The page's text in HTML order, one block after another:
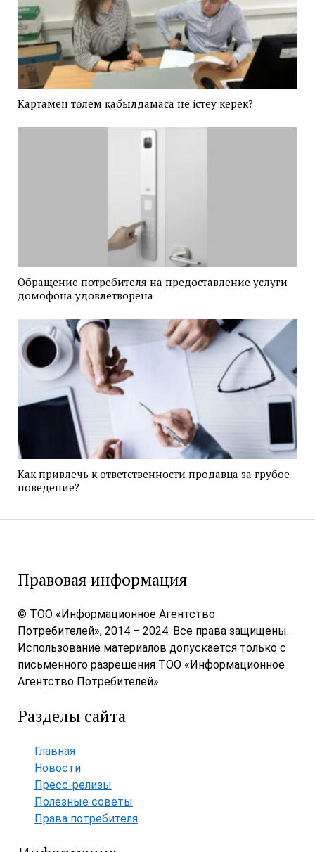
Картамен төлем қабылдамаса не істеу керек?
Обращение потребителя на предоставление услуги
домофона удовлетворена
Как привлечь к ответственности продавца за грубое
поведение?
Правовая информация
© ТОО «Информационное Агентство
Потребителей», 2014 – 2024. Все права защищены.
Использование материалов допускается только с
письменного разрешения ТОО «Информационное
Агентство Потребителей»
Разделы сайта
Главная
Новости
Пресс-релизы
Полезные советы
Права потребителя